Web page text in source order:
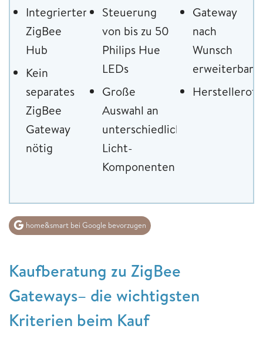
Integrierter
ZigBee
Hub
Kein
separates
ZigBee
Gateway
nötig
Steuerung
von bis zu 50
Philips Hue
LEDs
Große
Auswahl an
unterschiedlichen
Licht-
Komponenten
Gateway
nach
Wunsch
erweiterbar
home&smart bei Google bevorzugen
Kaufberatung zu ZigBee
Gateways– die wichtigsten
Kriterien beim Kauf